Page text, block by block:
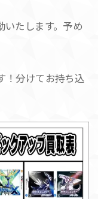
いたします。予め
！分けてお持ち込